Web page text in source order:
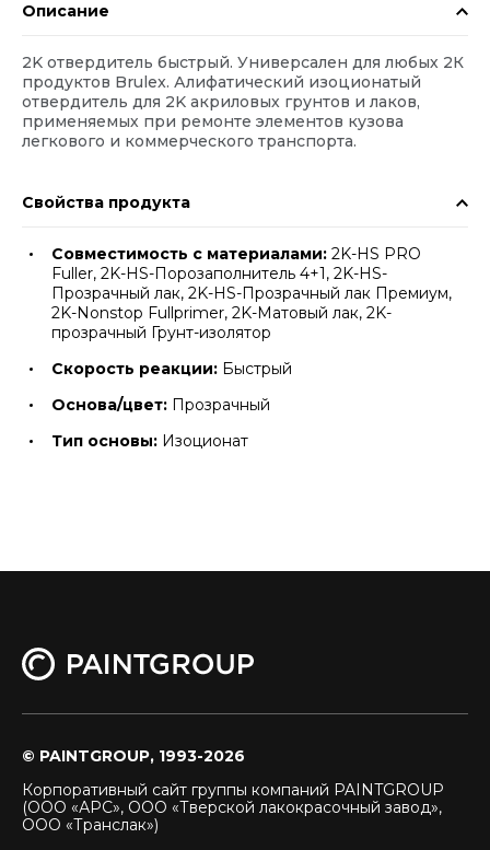
Описание
2K отвердитель быстрый. Универсален для любых 2К
продуктов Brulex. Алифатический изоционатый
отвердитель для 2K акриловых грунтов и лаков,
применяемых при ремонте элементов кузова
легкового и коммерческого транспорта.
Свойства продукта
Совместимость с материалами: 2K-HS PRO
Fuller, 2K-HS-Порозаполнитель 4+1, 2K-HS-
Прозрачный лак, 2K-HS-Прозрачный лак Премиум,
2K-Nonstop Fullprimer, 2K-Матовый лак, 2K-
прозрачный Грунт-изолятор
Скорость реакции: Быстрый
Основа/цвет: Прозрачный
Тип основы: Изоционат
© PAINTGROUP, 1993-2026
Корпоративный сайт группы компаний PAINTGROUP
(ООО «АРС», ООО «Тверской лакокрасочный завод»,
ООО «Транслак»)